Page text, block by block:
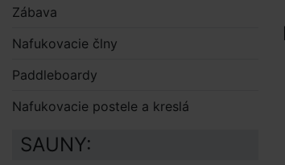
Zábava
Nafukovacie člny
Paddleboardy
Nafukovacie postele a kreslá
SAUNY: